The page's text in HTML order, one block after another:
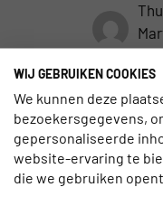
WIJ GEBRUIKEN COOKIES
We kunnen deze
bezoekersgegevens,
gepersonaliseerde
website-ervaring te
die we gebruiken